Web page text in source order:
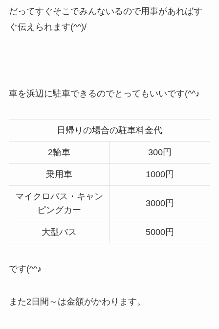
だってすぐそこでみんないるので用事があればす
ぐ伝えられます(^^)/
車を浜辺に駐車できるのでとってもいいです(^^♪
日帰りの場合の駐車料金代
2輪車 300円
乗用車 1000円
マイクロバス・キャン
ピングカー
3000円
大型バス 5000円
です(^^♪
また2日間～は金額がかわります。